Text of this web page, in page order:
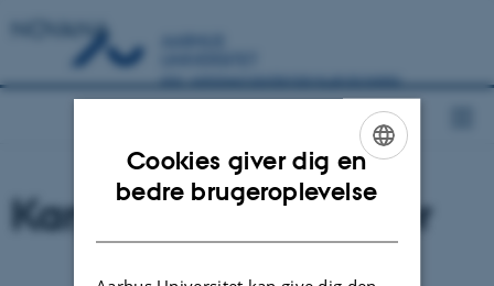
NOVANA
Karplanter og mosser
ENGLISH
Cookies giver dig en
bedre brugeroplevelse